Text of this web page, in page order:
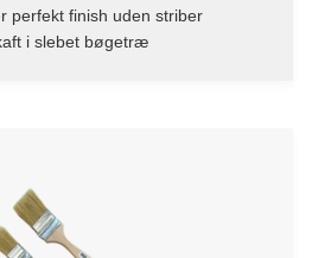
perfekt finish uden striber
i slebet bøgetræ